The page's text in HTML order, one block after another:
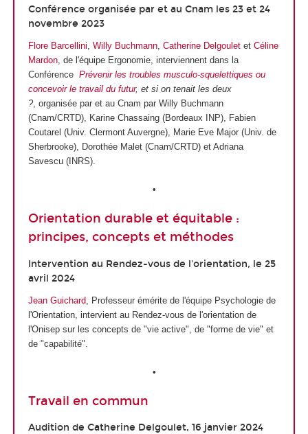
Conférence organisée par et au Cnam les 23 et 24
novembre 2023
Flore Barcellini, Willy Buchmann, Catherine Delgouletet Céline
Mardon, de l'équipe Ergonomie, interviennent dans la
Conférence Prévenir les troubles musculo-squelettiques ou
concevoir le travail du futur, et si on tenait les deux
?, organisée par et au Cnam par Willy Buchmann
(Cnam/CRTD), Karine Chassaing (Bordeaux INP), Fabien
Coutarel (Univ. Clermont Auvergne), Marie Eve Major (Univ. de
Sherbrooke), Dorothée Malet (Cnam/CRTD) et Adriana
Savescu (INRS).
•
Orientation durable et équitable :
principes, concepts et méthodes
Intervention au Rendez-vous de l'orientation, le 25
avril 2024
Jean Guichard, Professeur émérite de l'équipe Psychologie de
l'Orientation, intervient au Rendez-vous de l'orientation de
l'Onisep sur les concepts de "vie active", de "forme de vie" et
de "capabilité".
•
Travail en commun
Audition de Catherine Delgoulet, 16 janvier 2024